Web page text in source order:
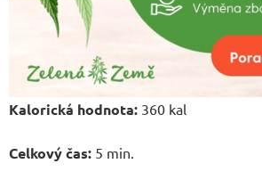
Kalorická hodnota: 360 kal
Celkový čas: 5 min.